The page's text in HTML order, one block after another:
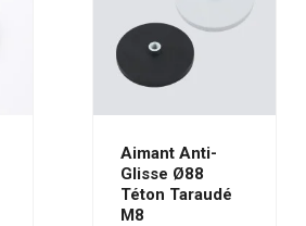
Aimant Anti-
Glisse Ø88
Téton Taraudé
M8